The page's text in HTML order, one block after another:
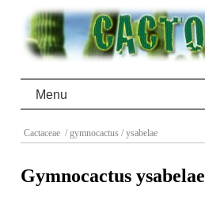
Menu
Cactaceae / gymnocactus / ysabelae
Gymnocactus ysabelae